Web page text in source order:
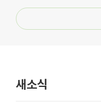
새소식